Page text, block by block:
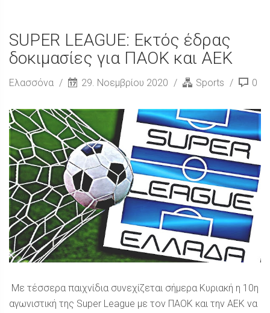
SUPER LEAGUE: Εκτός έδρας
δοκιμασίες για ΠΑΟΚ και ΑΕΚ
Ελασσόνα 29. Νοεμβρίου 2020 Sports 0
Με τέσσερα παιχνίδια συνεχίζεται σήμερα Κυριακή η 10η
αγωνιστική της Super League με τον ΠΑΟΚ και την ΑΕΚ να